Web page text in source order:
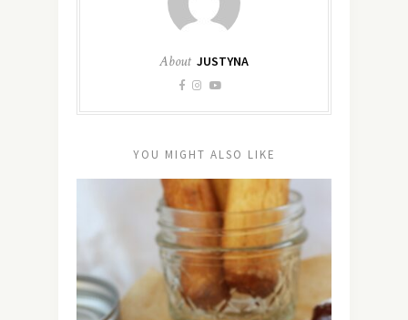
About JUSTYNA
YOU MIGHT ALSO LIKE